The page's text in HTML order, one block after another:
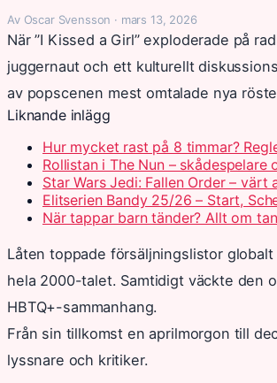
Av Oscar Svensson · mars 13, 2026
När ”I Kissed a Girl” exploderade på
juggernaut och ett kulturellt
av popscenen mest omtalade nya
Liknande inlägg
Hur mycket rast på 8 timmar?
Rollistan i The Nun – skådespelare
Star Wars Jedi: Fallen Order – värt
Elitserien Bandy 25/26 – Start,
När tappar barn tänder? Allt om
Låten toppade försäljningslistor
hela 2000-talet. Samtidigt väckte den
HBTQ+-sammanhang.
Från sin tillkomst en aprilmorgon till
lyssnare och kritiker.